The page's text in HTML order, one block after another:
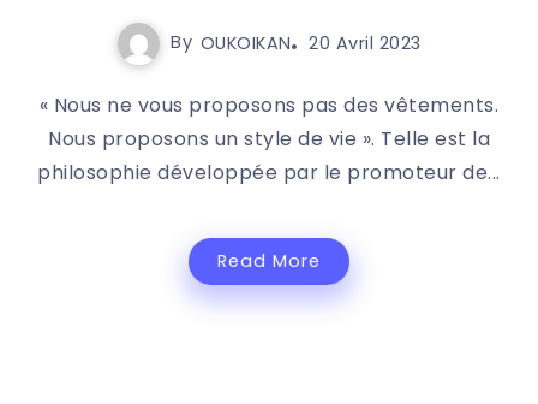
By OUKOIKAN 20 Avril 2023
« Nous ne vous proposons pas des vêtements.
Nous proposons un style de vie ». Telle est la
philosophie développée par le promoteur de...
Read More